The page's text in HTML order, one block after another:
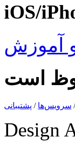
iOS/
آموزش
سرویس‌ها / پشتیبانی
Design